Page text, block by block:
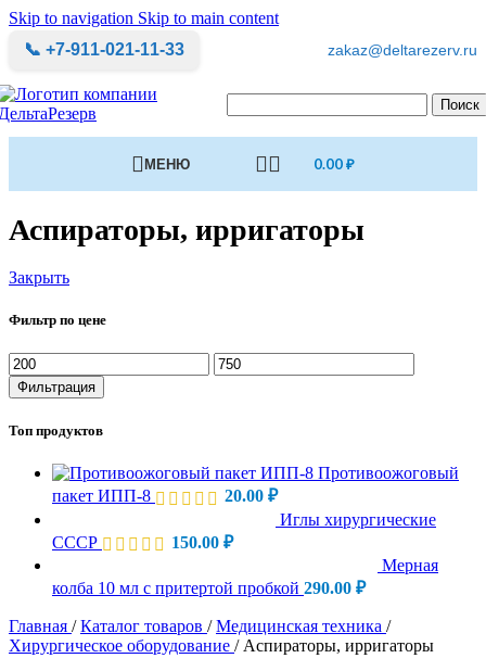
Skip to navigation Skip to main content
📞 +7-911-021-11-33
zakaz@deltarezerv.ru
Поиск
МЕНЮ 0.00₽
Аспираторы, ирригаторы
Закрыть
Фильтр по цене
Минимальная
цена
Максимальная
цена
Фильтрация
Топ продуктов
Противоожоговый
пакет ИПП-8
20.00 ₽
Иглы хирургические
СССР
150.00 ₽
Мерная
колба 10 мл с притертой пробкой 290.00 ₽
Главная / Каталог товаров / Медицинская техника /
Хирургическое оборудование / Аспираторы, ирригаторы